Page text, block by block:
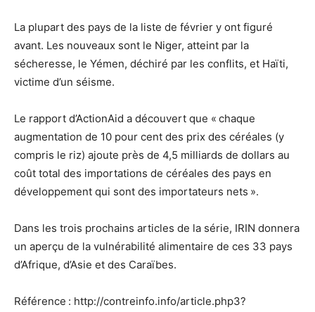
La plupart des pays de la liste de février y ont figuré
avant. Les nouveaux sont le Niger, atteint par la
sécheresse, le Yémen, déchiré par les conflits, et Haïti,
victime d’un séisme.
Le rapport d’ActionAid a découvert que « chaque
augmentation de 10 pour cent des prix des céréales (y
compris le riz) ajoute près de 4,5 milliards de dollars au
coût total des importations de céréales des pays en
développement qui sont des importateurs nets ».
Dans les trois prochains articles de la série, IRIN donnera
un aperçu de la vulnérabilité alimentaire de ces 33 pays
d’Afrique, d’Asie et des Caraïbes.
Référence : http://contreinfo.info/article.php3?